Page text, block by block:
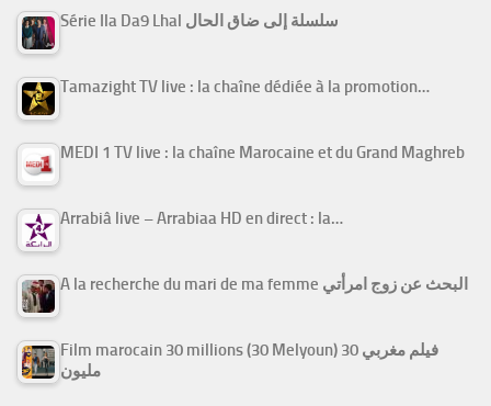
Série Ila Da9 Lhal سلسلة إلى ضاق الحال
Tamazight TV live : la chaîne dédiée à la promotion…
MEDI 1 TV live : la chaîne Marocaine et du Grand Maghreb
Arrabiâ live – Arrabiaa HD en direct : la…
A la recherche du mari de ma femme البحث عن زوج امرأتي
Film marocain 30 millions (30 Melyoun) فيلم مغربي 30
مليون